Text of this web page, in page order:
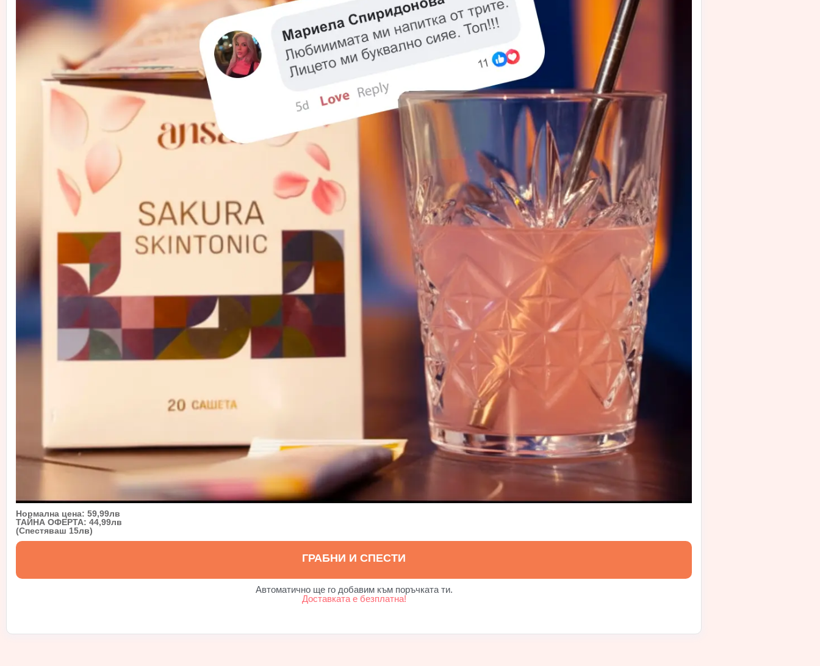
Нормална цена: 59,99лв
ТАЙНА ОФЕРТА: 44,99лв
(Спестяваш 15лв)
ГРАБНИ И СПЕСТИ
Автоматично ще го добавим към поръчката ти.
Доставката е безплатна!